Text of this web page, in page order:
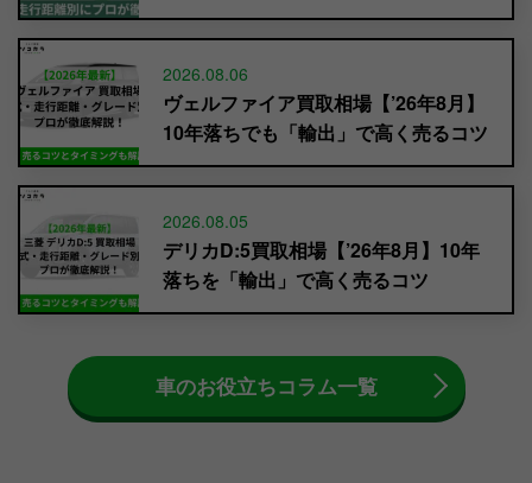
2026.08.06
ヴェルファイア買取相場【’26年8月】
10年落ちでも「輸出」で高く売るコツ
2026.08.05
デリカD:5買取相場【’26年8月】10年
落ちを「輸出」で高く売るコツ
車のお役立ちコラム一覧